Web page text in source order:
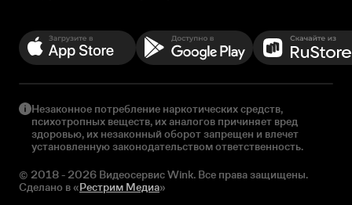
Незаконное потребление наркотических средств,
психотропных веществ, их аналогов причиняет вред
здоровью, их незаконный оборот запрещен и влечет
установленную законодательством ответственность.
© 2018 - 2026 Видеосервис Wink. Все права защищены.
Сделано в «Рестрим Медиа»